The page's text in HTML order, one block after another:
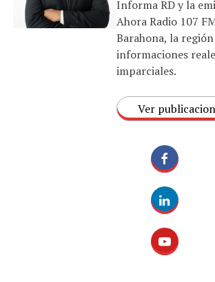
Informa RD y la
Ahora Radio 107
Barahona, la
informaciones
imparciales.
Ver